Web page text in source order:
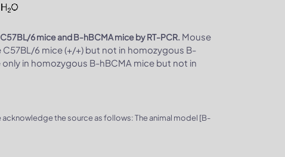
6 mice and B-hBCMA mice by RT-PCR. Mouse
6 mice (+/+) but not in homozygous B-
in homozygous B-hBCMA mice but not in
the source as follows: The animal model [B-